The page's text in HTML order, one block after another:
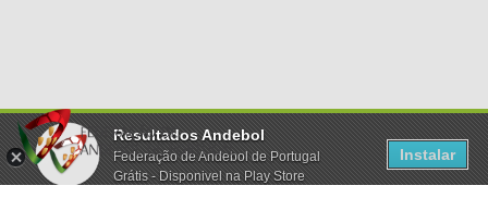
Resultados Andebol
Federação de Andebol de Portugal
Grátis - Disponivel na Play Store
Instalar